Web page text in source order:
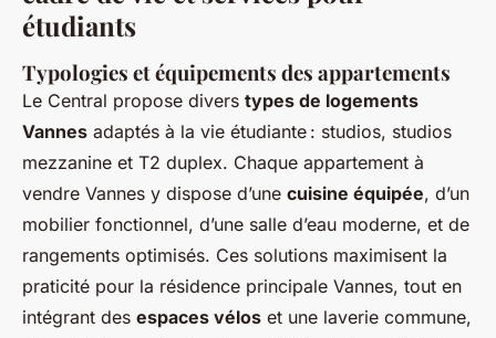
étudiants
Typologies et équipements des appartements
Le Central propose divers types de logements
Vannes adaptés à la vie étudiante : studios, studios
mezzanine et T2 duplex. Chaque appartement à
vendre Vannes y dispose d’une cuisine équipée, d’un
mobilier fonctionnel, d’une salle d’eau moderne, et de
rangements optimisés. Ces solutions maximisent la
praticité pour la résidence principale Vannes, tout en
intégrant des espaces vélos et une laverie commune,